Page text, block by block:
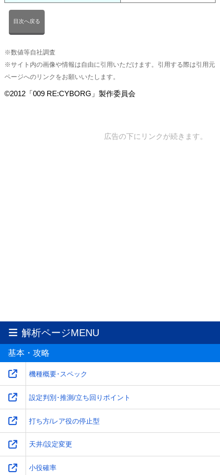
目次へ戻る
※数値等自社調査
※サイト内の画像や情報は自由に引用いただけます。引用する際は引用元
ページへのリンクをお願いいたします。
©2012「009 RE:CYBORG」製作委員会
広告の下にリンクが続きます。
解析ページMENU
基本・攻略
機種概要･スペック
設定判別･推測/立ち回りポイント
打ち方/レア役の停止型
天井/設定変更
小役確率